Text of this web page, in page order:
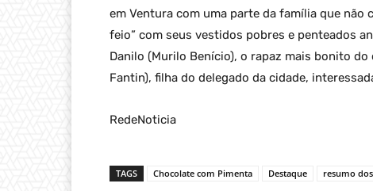
em Ventura com uma parte da família que não
feio” com seus vestidos pobres e penteados
Danilo (Murilo Benício), o rapaz mais bonito
Fantin), filha do delegado da cidade,
RedeNoticia
TAGS Chocolate com Pimenta Destaque resumo